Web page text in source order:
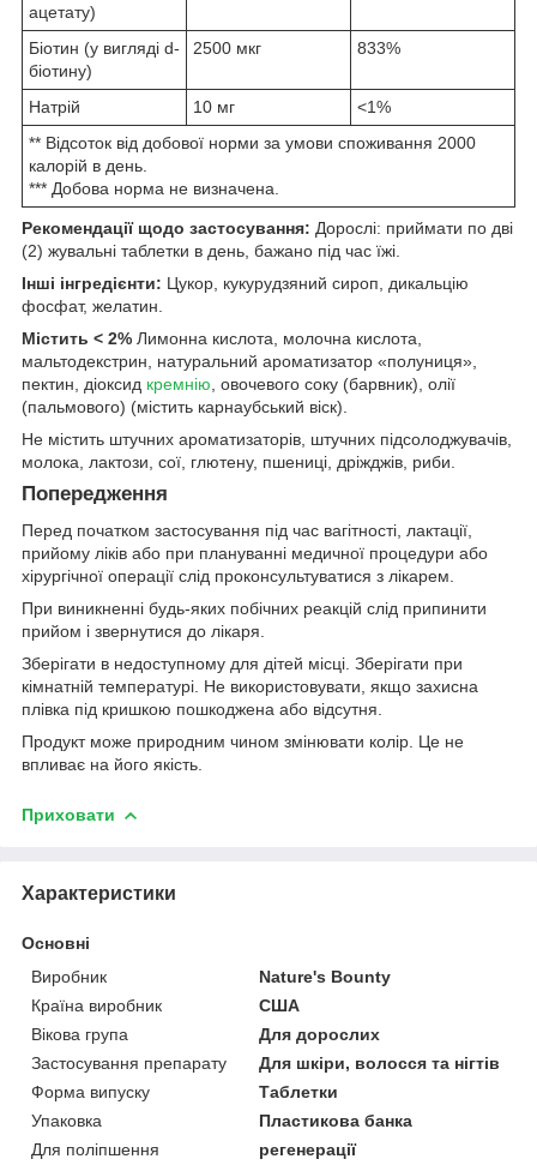
ацетату)
Біотин (у вигляді d-
біотину)
2500 мкг 833%
Натрій 10 мг
<1%
** Відсоток від добової норми за умови споживання 2000
калорій в день.
*** Добова норма не визначена.
Рекомендації щодо застосування: Дорослі: приймати по дві
(2) жувальні таблетки в день, бажано під час їжі.
Інші інгредієнти: Цукор, кукурудзяний сироп, дикальцію
фосфат, желатин.
Містить < 2% Лимонна кислота, молочна кислота,
мальтодекстрин, натуральний ароматизатор «полуниця»,
пектин, діоксид кремнію , овочевого соку (барвник), олії
(пальмового) (містить карнаубський віск).
Не містить штучних ароматизаторів, штучних підсолоджувачів,
молока, лактози, сої, глютену, пшениці, дріжджів, риби.
Попередження
Перед початком застосування під час вагітності, лактації,
прийому ліків або при плануванні медичної процедури або
хірургічної операції слід проконсультуватися з лікарем.
При виникненні будь-яких побічних реакцій слід припинити
прийом і звернутися до лікаря.
Зберігати в недоступному для дітей місці. Зберігати при
кімнатній температурі. Не використовувати, якщо захисна
плівка під кришкою пошкоджена або відсутня.
Продукт може природним чином змінювати колір. Це не
впливає на його якість.
Приховати
Характеристики
Основні
Виробник
Nature's Bounty
Країна виробник
США
Вікова група
Для дорослих
Застосування препарату
Для шкіри, волосся та нігтів
Форма випуску
Таблетки
Упаковка
Пластикова банка
Для поліпшення
регенерації